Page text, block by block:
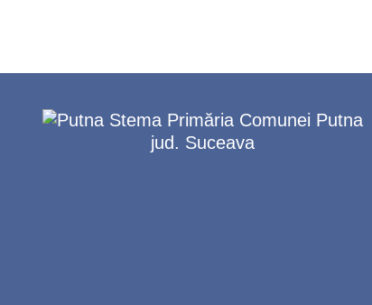
Primăria Comunei Putna
jud. Suceava